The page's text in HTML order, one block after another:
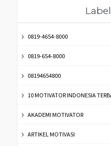
0819-4654-8000
0819-654-8000
08194654800
10 MOTIVATOR INDONESIA
AKADEMI MOTIVATOR
ARTIKEL MOTIVASI